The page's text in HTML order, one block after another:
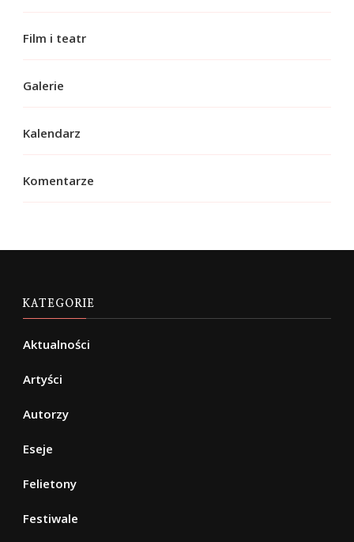
Film i teatr
Galerie
Kalendarz
Komentarze
KATEGORIE
Aktualności
Artyści
Autorzy
Eseje
Felietony
Festiwale